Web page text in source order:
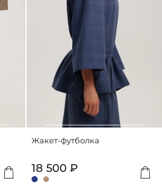
Жакет-футболка
18 500 ₽